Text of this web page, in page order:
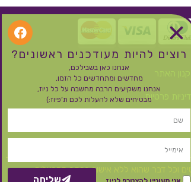
האתר
פרטיות
משלוחים, החזרות וביטול עסקה
וכל דבר שהוא ללא אישור בכתב מהבעלים
רוצים להיות מעודכנים ראשונים?
אנחנו כאן בשבילכם,
מחדשים ומתחדשים כל הזמן,
אנחנו משקיעים הרבה מחשבה על כל ניוז,
מבטיחים שלא להעלות לכם ת’פיוז:)
שליחה